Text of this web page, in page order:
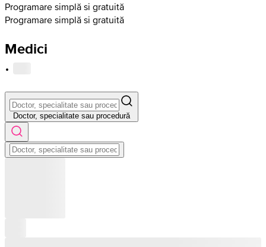
Programare simplă si gratuită
Programare simplă si gratuită
Medici
·
Doctor, specialitate sau procedură